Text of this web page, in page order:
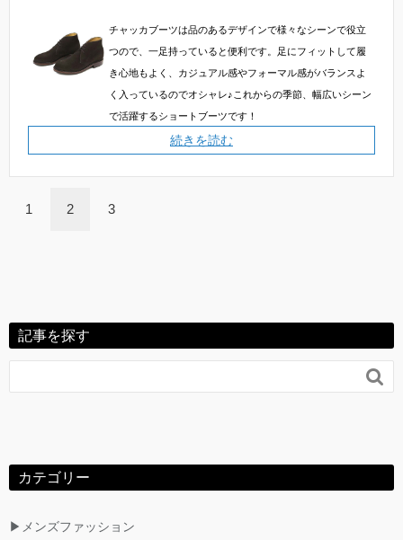
チャッカブーツは品のあるデザインで様々なシーンで役立
つので、一足持っていると便利です。足にフィットして履
き心地もよく、カジュアル感やフォーマル感がバランスよ
く入っているのでオシャレ♪これからの季節、幅広いシーン
で活躍するショートブーツです！
続きを読む
1 2 3
記事を探す

カテゴリー
▶メンズファッション